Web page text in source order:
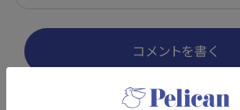
コメントを書く